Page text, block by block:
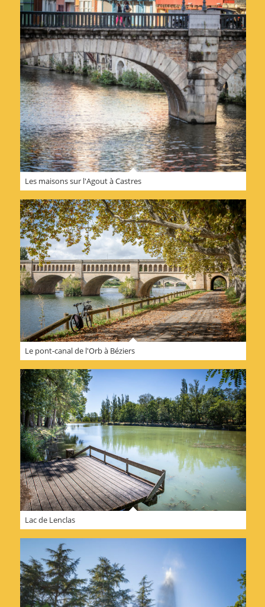
Les maisons sur l'Agout à Castres
Le pont-canal de l'Orb à Béziers
Lac de Lenclas